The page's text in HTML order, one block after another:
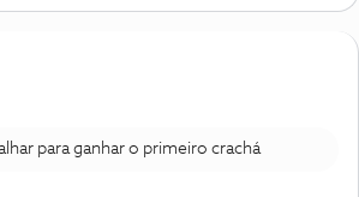
para ganhar o primeiro crachá